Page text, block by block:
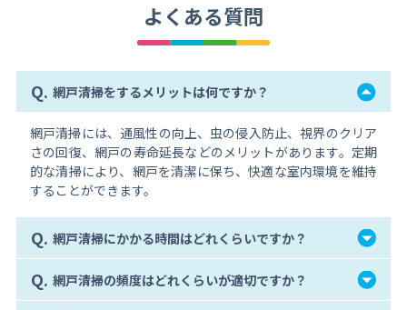
よくある質問
Q. 網戸清掃をするメリットは何ですか？
網戸清掃には、通風性の向上、虫の侵入防止、視界のクリア
さの回復、網戸の寿命延長などのメリットがあります。定期
的な清掃により、網戸を清潔に保ち、快適な室内環境を維持
することができます。
Q. 網戸清掃にかかる時間はどれくらいですか？
Q. 網戸清掃の頻度はどれくらいが適切ですか？